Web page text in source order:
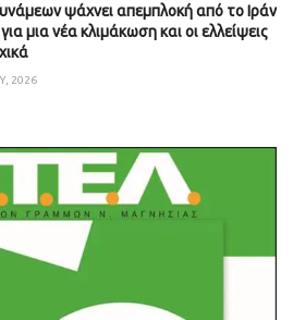
ψάχνει απεμπλοκή από το Ιράν
μια νέα κλιμάκωση και οι ελλείψεις
2026